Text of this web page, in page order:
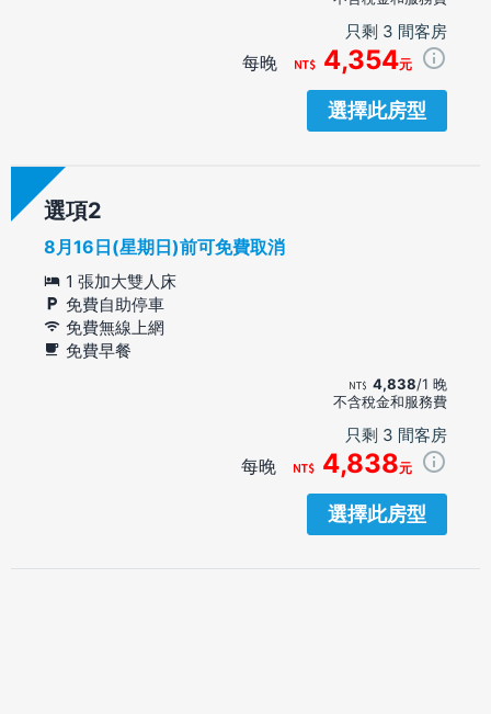
只剩 3 間客房
每晚 4,354元
選擇此房型
選項
8月16日(星期日)前可免費取消
1 張加大雙人床
免費自助停車
免費無線上網
免費早餐
4,838/1 晚
不含稅金和服務費
只剩 3 間客房
每晚 4,838元
選擇此房型